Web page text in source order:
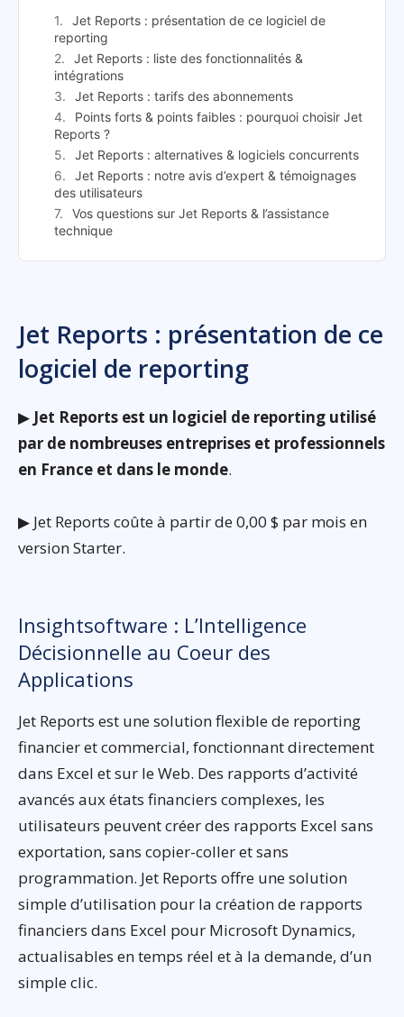
Jet Reports : présentation de ce logiciel de
reporting
Jet Reports : liste des fonctionnalités &
intégrations
Jet Reports : tarifs des abonnements
Points forts & points faibles : pourquoi choisir Jet
Reports ?
Jet Reports : alternatives & logiciels concurrents
Jet Reports : notre avis d’expert & témoignages
des utilisateurs
Vos questions sur Jet Reports & l’assistance
technique
Jet Reports : présentation de ce
logiciel de reporting
▶ Jet Reports est un logiciel de reporting utilisé
par de nombreuses entreprises et professionnels
en France et dans le monde.
▶ Jet Reports coûte à partir de 0,00 $ par mois en
version Starter.
Insightsoftware : L’Intelligence
Décisionnelle au Coeur des
Applications
Jet Reports est une solution flexible de reporting
financier et commercial, fonctionnant directement
dans Excel et sur le Web. Des rapports d’activité
avancés aux états financiers complexes, les
utilisateurs peuvent créer des rapports Excel sans
exportation, sans copier-coller et sans
programmation. Jet Reports offre une solution
simple d’utilisation pour la création de rapports
financiers dans Excel pour Microsoft Dynamics,
actualisables en temps réel et à la demande, d’un
simple clic.